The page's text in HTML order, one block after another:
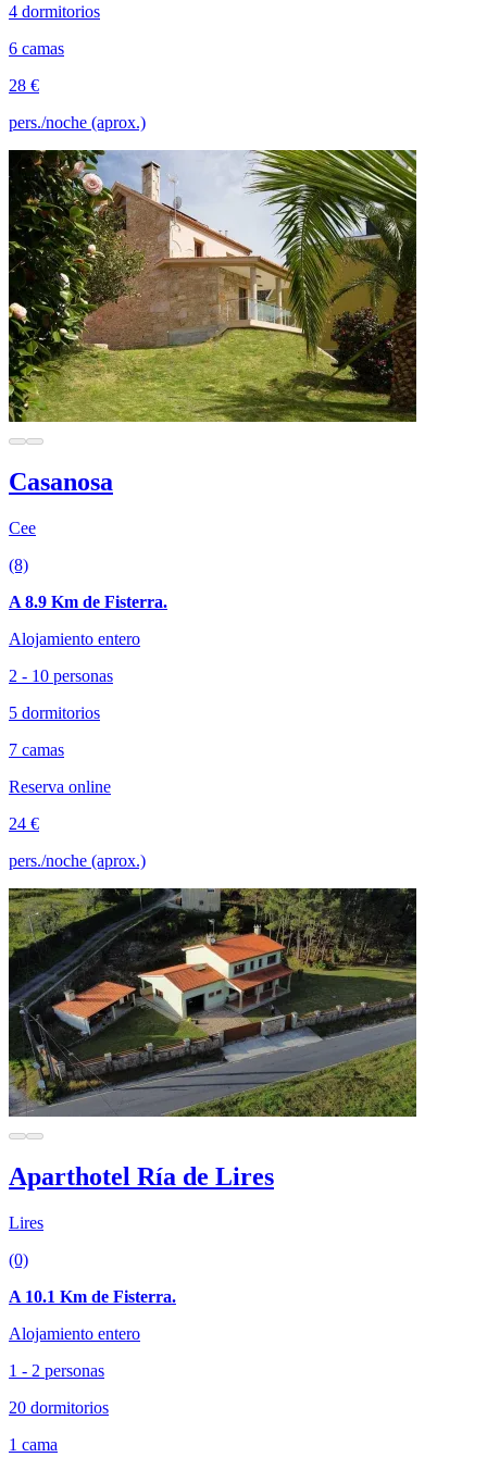
4 dormitorios
6 camas
28 €
pers./noche (aprox.)
Casanosa
Cee
(8)
A 8.9 Km de Fisterra.
Alojamiento entero
2 - 10 personas
5 dormitorios
7 camas
Reserva online
24 €
pers./noche (aprox.)
Aparthotel Ría de Lires
Lires
(0)
A 10.1 Km de Fisterra.
Alojamiento entero
1 - 2 personas
20 dormitorios
1 cama